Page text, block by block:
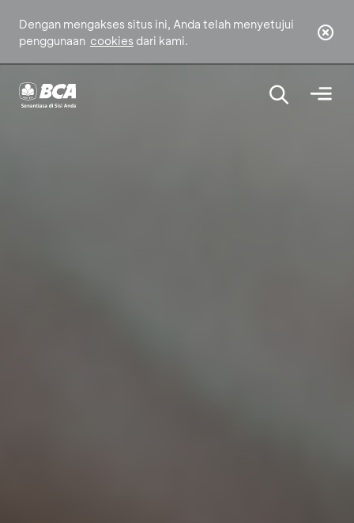
Dengan mengakses situs ini, Anda telah menyetujui
penggunaan cookies dari kami.